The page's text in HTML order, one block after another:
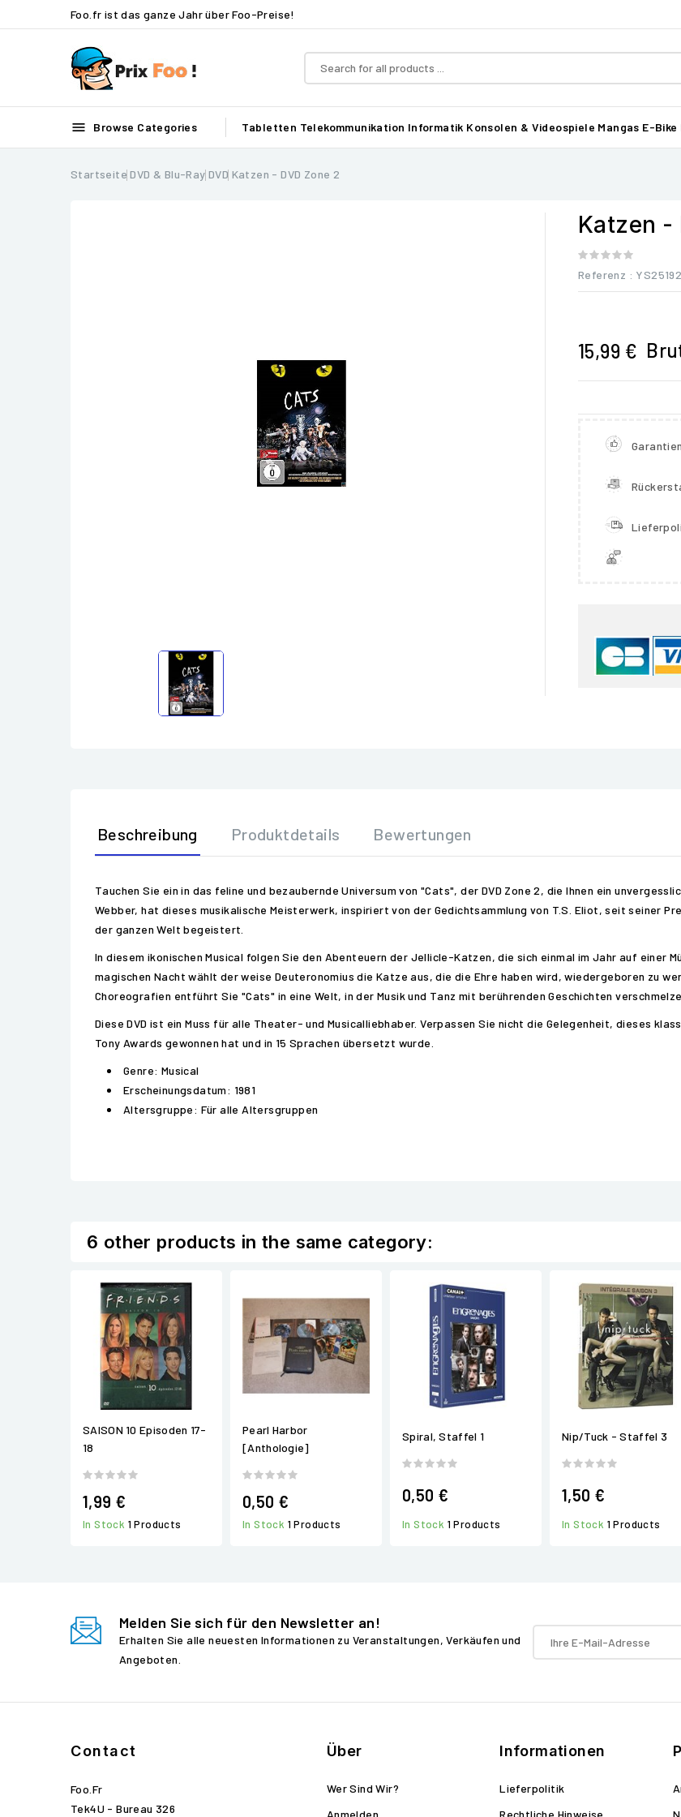
Foo.fr ist das ganze Jahr über Foo-Preise!
 Browse Categories Tabletten Telekommunikation Informatik Konsolen & Videospiele Mangas E-Bike
Startseite DVD & Blu-Ray DVD Katzen - DVD Zone 2
Katzen -
Referenz :
15,99 €
Garantien
Beschreibung Produktdetails Bewertungen
Tauchen Sie ein in das feline und bezaubernde Universum von "Cats", der DVD Zone 2, die Ihnen ein
Webber, hat dieses musikalische Meisterwerk, inspiriert von der Gedichtsammlung von T.S. Eliot, seit seiner
der ganzen Welt begeistert.
In diesem ikonischen Musical folgen Sie den Abenteuern der Jellicle-Katzen, die sich einmal im Jahr auf einer
magischen Nacht wählt der weise Deuteronomius die Katze aus, die die Ehre haben wird, wiedergeboren zu
Choreografien entführt Sie "Cats" in eine Welt, in der Musik und Tanz mit berührenden Geschichten
Diese DVD ist ein Muss für alle Theater- und Musicalliebhaber. Verpassen Sie nicht die Gelegenheit, dieses
Tony Awards gewonnen hat und in 15 Sprachen übersetzt wurde.
Genre: Musical
Erscheinungsdatum: 1981
Altersgruppe: Für alle Altersgruppen
6 other products in the same category:
SAISON 10 Episoden 17-
18
1,99 €
In Stock 1 Products
Pearl Harbor
[Anthologie]
0,50 €
In Stock 1 Products
Spiral, Staffel 1
0,50 €
In Stock 1 Products
Nip/Tuck - Staffel 3
1,50 €
In Stock 1 Products
Melden Sie sich für den Newsletter an!
Erhalten Sie alle neuesten Informationen zu Veranstaltungen, Verkäufen und
Angeboten.
Contact
Foo.fr
Tek4U - Bureau 326
Über
Wer Sind Wir?
Anmelden
Informationen
Lieferpolitik
Rechtliche Hinweise